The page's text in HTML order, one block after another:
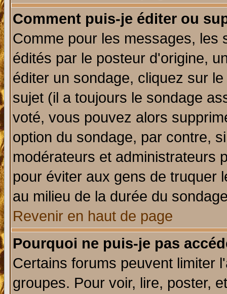
Comment puis-je éditer ou
Comme pour les messages, les
édités par le posteur d'origine,
éditer un sondage, cliquez sur
sujet (il a toujours le sondage
voté, vous pouvez alors
option du sondage, par contre,
modérateurs et administrateurs
pour éviter aux gens de truquer
au milieu de la durée du
Revenir en haut de page
Pourquoi ne puis-je pas
Certains forums peuvent limiter
groupes. Pour voir, lire, poster,